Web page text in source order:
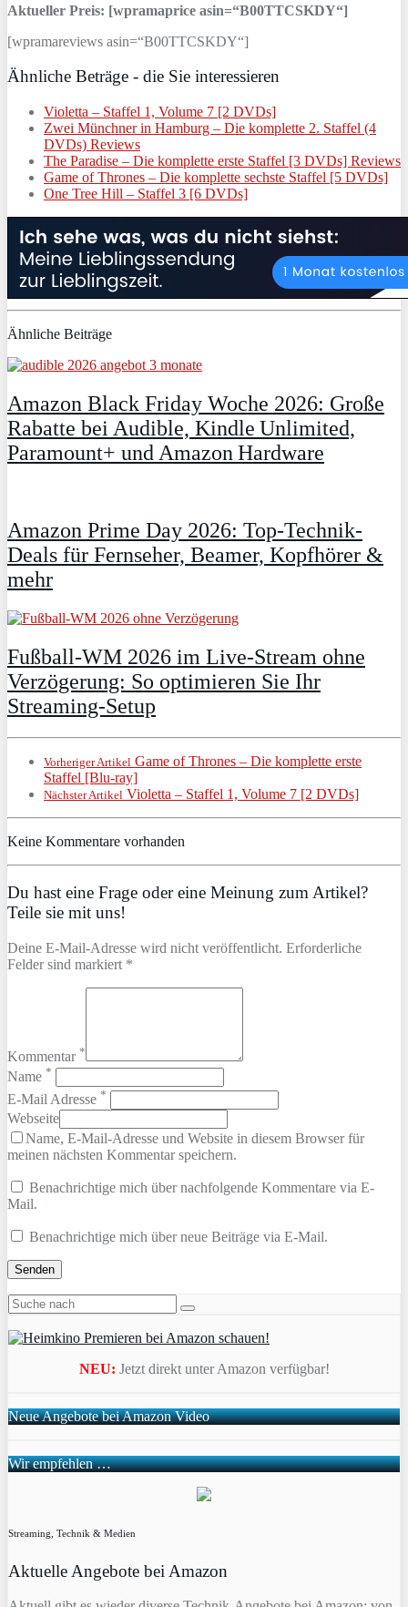
Aktueller Preis: [wpramaprice asin=“B00TTCSKDY“]
[wpramareviews asin=“B00TTCSKDY“]
Ähnliche Beträge - die Sie interessieren
Violetta – Staffel 1, Volume 7 [2 DVDs]
Zwei Münchner in Hamburg – Die komplette 2. Staffel (4
DVDs) Reviews
The Paradise – Die komplette erste Staffel [3 DVDs] Reviews
Game of Thrones – Die komplette sechste Staffel [5 DVDs]
One Tree Hill – Staffel 3 [6 DVDs]
Ähnliche Beiträge
Amazon Black Friday Woche 2026: Große
Rabatte bei Audible, Kindle Unlimited,
Paramount+ und Amazon Hardware
Amazon Prime Day 2026: Top-Technik-
Deals für Fernseher, Beamer, Kopfhörer &
mehr
Fußball-WM 2026 im Live-Stream ohne
Verzögerung: So optimieren Sie Ihr
Streaming-Setup
Vorheriger Artikel Game of Thrones – Die komplette erste
Staffel [Blu-ray]
Nächster Artikel Violetta – Staffel 1, Volume 7 [2 DVDs]
Keine Kommentare vorhanden
Du hast eine Frage oder eine Meinung zum Artikel?
Teile sie mit uns!
Deine E-Mail-Adresse wird nicht veröffentlicht. Erforderliche
Felder sind markiert *
Kommentar *
Name *
E-Mail Adresse *
Webseite
Name, E-Mail-Adresse und Website in diesem Browser für
meinen nächsten Kommentar speichern.
Benachrichtige mich über nachfolgende Kommentare via E-
Mail.
Benachrichtige mich über neue Beiträge via E-Mail.
NEU: Jetzt direkt unter Amazon verfügbar!
Neue Angebote bei Amazon Video
Wir empfehlen …
Streaming, Technik & Medien
Aktuelle Angebote bei Amazon